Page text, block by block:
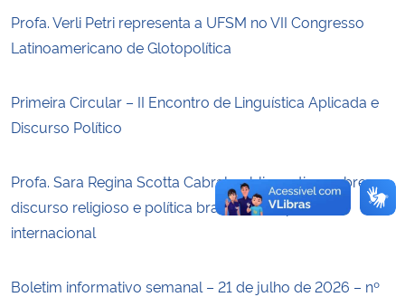
Ministério da Mulher, da Família e dos Direitos Humanos
Secretaria de Governo
Advocacia-Geral da União
Profa. Verli Petri representa a UFSM no VII Congresso
Latinoamericano de Glotopolítica
Primeira Circular – II Encontro de Linguística Aplicada e
Discurso Político
Profa. Sara Regina Scotta Cabral publica artigo sobre
discurso religioso e política brasileira em periódico
internacional
Boletim informativo semanal – 21 de julho de 2026 – nº